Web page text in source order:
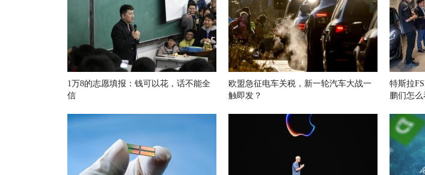
1万8的志愿填报：钱可以花，话不能全
信
欧盟急征电车关税，新一轮汽车大战一
触即发？
特斯拉
鹏们怎么